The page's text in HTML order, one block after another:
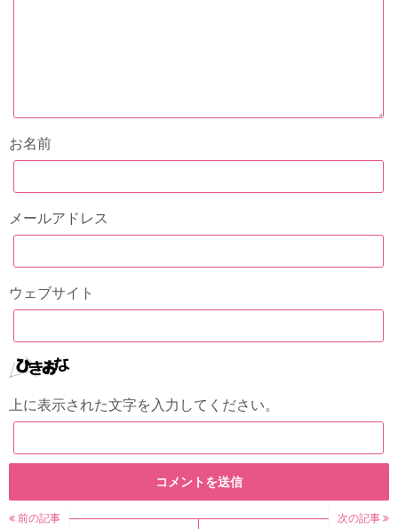
お名前
メールアドレス
ウェブサイト
上に表示された文字を入力してください。
前の記事 次の記事